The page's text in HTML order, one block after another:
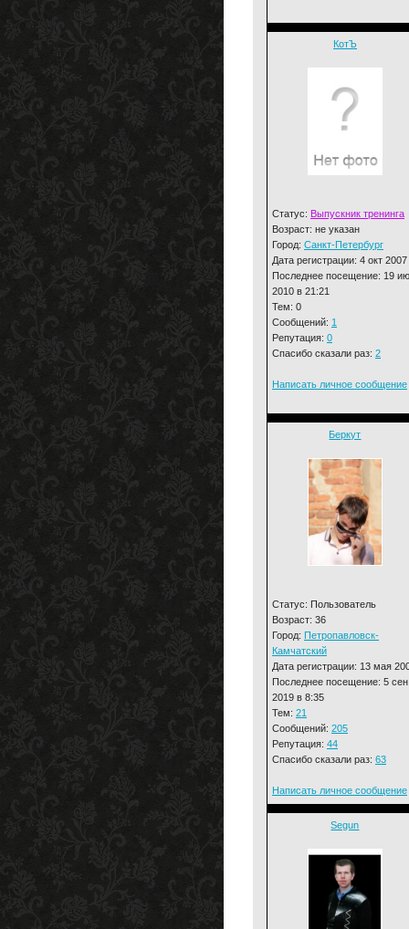
КотЪ
Статус: Выпускник тренинга
Возраст: не указан
Город: Санкт-Петербург
Дата регистрации: 4 окт 2007
Последнее посещение: 19
2010 в 21:21
Тем: 0
Сообщений: 1
Репутация: 0
Спасибо сказали раз: 2
Написать личное сообщение
Беркут
Статус: Пользователь
Возраст: 36
Город: Петропавловск-
Камчатский
Дата регистрации: 13 мая
Последнее посещение: 5 сен
2019 в 8:35
Тем: 21
Сообщений: 205
Репутация: 44
Спасибо сказали раз: 63
Написать личное сообщение
Segun